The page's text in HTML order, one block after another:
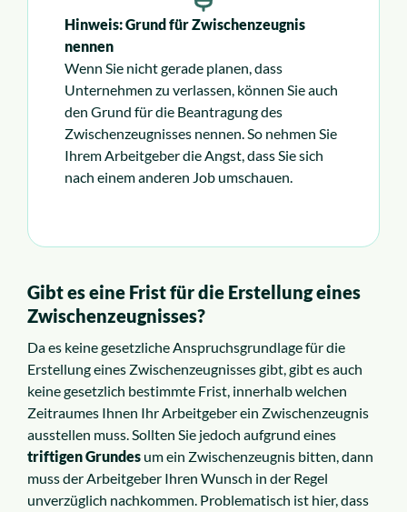
Hinweis: Grund für Zwischenzeugnis
nennen
Wenn Sie nicht gerade planen, dass
Unternehmen zu verlassen, können Sie auch
den Grund für die Beantragung des
Zwischenzeugnisses nennen. So nehmen Sie
Ihrem Arbeitgeber die Angst, dass Sie sich
nach einem anderen Job umschauen.
Gibt es eine Frist für die Erstellung eines
Zwischenzeugnisses?
Da es keine gesetzliche Anspruchsgrundlage für die
Erstellung eines Zwischenzeugnisses gibt, gibt es auch
keine gesetzlich bestimmte Frist, innerhalb welchen
Zeitraumes Ihnen Ihr Arbeitgeber ein Zwischenzeugnis
ausstellen muss. Sollten Sie jedoch aufgrund eines
triftigen Grundes um ein Zwischenzeugnis bitten, dann
muss der Arbeitgeber Ihren Wunsch in der Regel
unverzüglich nachkommen. Problematisch ist hier, dass